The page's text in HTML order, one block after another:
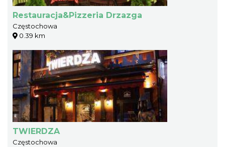
Restauracja&Pizzeria Drzazga
Częstochowa
0.39 km
TWIERDZA
Częstochowa